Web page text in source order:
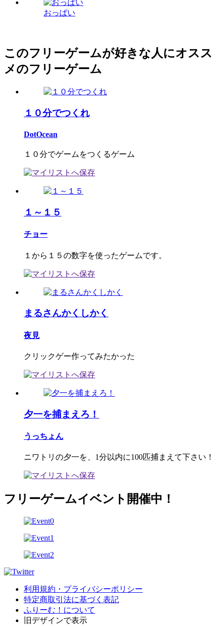
おっぱい
このフリーゲームが好きな人にオスス
メのフリーゲーム
１０分でつくれ
DotOcean
１０分でゲームをつくるゲーム
１～１５
チョー
１から１５の数字を使ったゲームです。
まるさんかくしかく
夜見
クリックゲー作ってみたかった
夕一を捕まえろ！
うっちょん
ニワトリの夕一を、1分以内に100匹捕まえて下さい！
フリーゲームイベント開催中！
利用規約・プライバシーポリシー
特定商取引法に基づく表記
ふりーむ！について
旧デザインで表示